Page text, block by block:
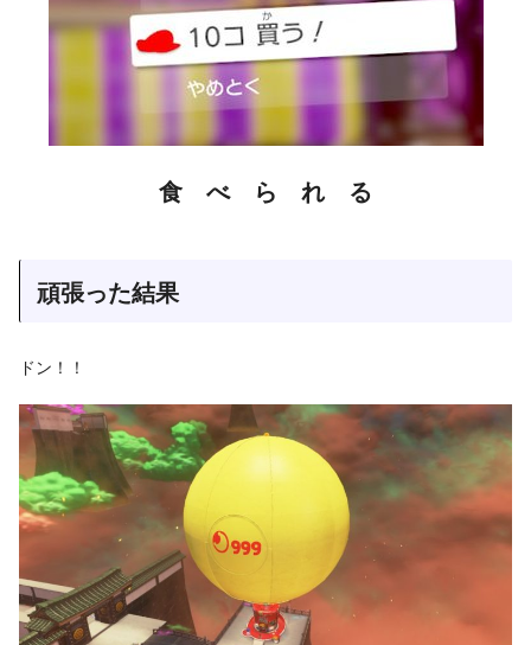
食 べ ら れ る
頑張った結果
ドン！！